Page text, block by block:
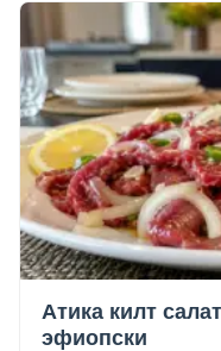
Атика килт
эфиопски